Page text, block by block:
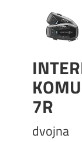
7R
dvojna